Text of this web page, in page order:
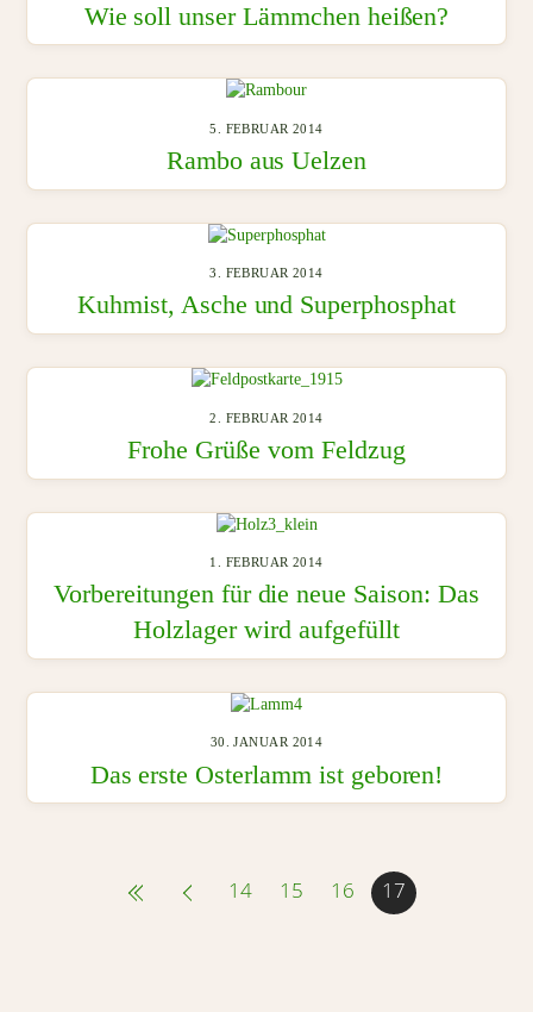
Wie soll unser Lämmchen heißen?
5. FEBRUAR 2014
Rambo aus Uelzen
3. FEBRUAR 2014
Kuhmist, Asche und Superphosphat
2. FEBRUAR 2014
Frohe Grüße vom Feldzug
1. FEBRUAR 2014
Vorbereitungen für die neue Saison: Das
Holzlager wird aufgefüllt
30. JANUAR 2014
Das erste Osterlamm ist geboren!
14 15 16 17